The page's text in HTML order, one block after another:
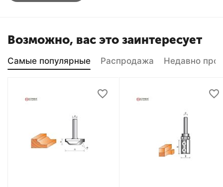
Возможно, вас это заинтересует
Самые популярные Распродажа Недавно